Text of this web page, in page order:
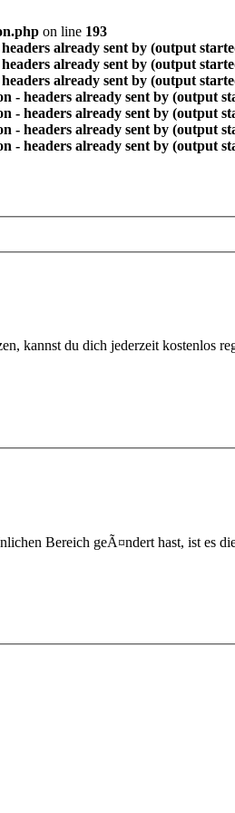
on line 193
already sent by (output
already sent by (output
already sent by (output
- headers already sent by (output
- headers already sent by (output
- headers already sent by (output
- headers already sent by (output
kannst du dich jederzeit kostenlos
Bereich geÃ¤ndert hast, ist es